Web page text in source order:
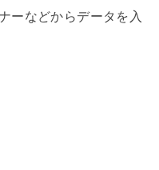
ーなどからデータを入